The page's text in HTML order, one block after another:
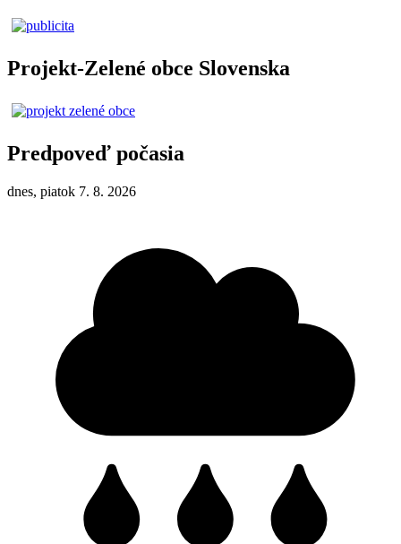
Projekt-Zelené obce Slovenska
Predpoveď počasia
dnes, piatok 7. 8. 2026